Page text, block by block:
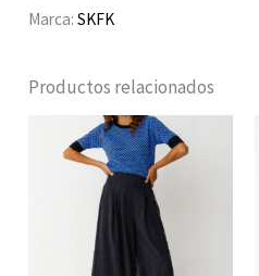
Marca:SKFK
Productos relacionados
El
precio
original
119,00 €.
El
precio
actual